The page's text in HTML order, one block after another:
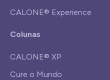
CALONE® Experience
Colunas
CALONE® XP
Cure o Mundo